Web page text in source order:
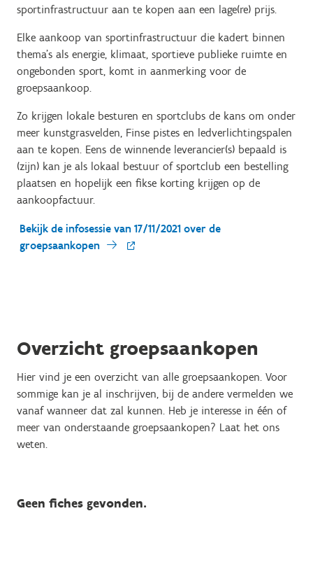
sportinfrastructuur aan te kopen aan een lage(re) prijs.
Elke aankoop van sportinfrastructuur die kadert binnen
thema's als energie, klimaat, sportieve publieke ruimte en
ongebonden sport, komt in aanmerking voor de
groepsaankoop.
Zo krijgen lokale besturen en sportclubs de kans om onder
meer kunstgrasvelden, Finse pistes en ledverlichtingspalen
aan te kopen. Eens de winnende leverancier(s) bepaald is
(zijn) kan je als lokaal bestuur of sportclub een bestelling
plaatsen en hopelijk een fikse korting krijgen op de
aankoopfactuur.
Bekijk de infosessie van 17/11/2021 over de
groepsaankopen
Overzicht groepsaankopen
Hier vind je een overzicht van alle groepsaankopen. Voor
sommige kan je al inschrijven, bij de andere vermelden we
vanaf wanneer dat zal kunnen. Heb je interesse in één of
meer van onderstaande groepsaankopen? Laat het ons
weten.
Geen fiches gevonden.